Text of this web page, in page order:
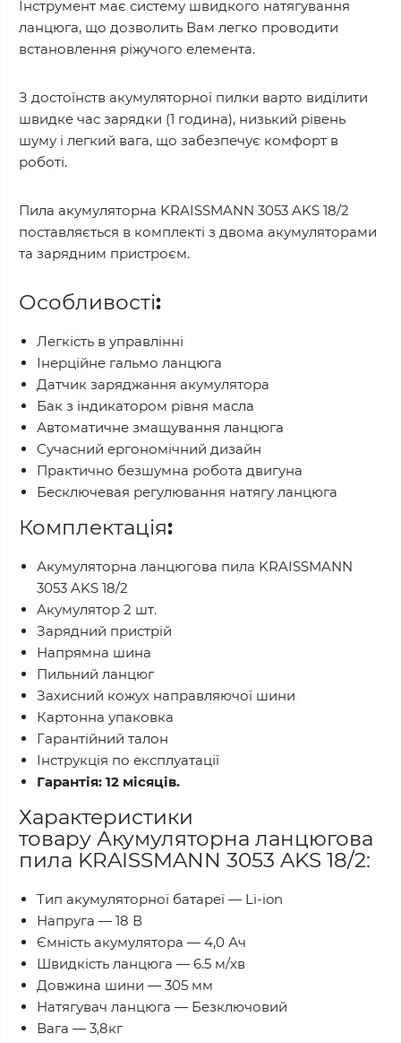
Інструмент має систему швидкого натягування
ланцюга, що дозволить Вам легко проводити
встановлення ріжучого елемента.
З достоїнств акумуляторної пилки варто виділити
швидке час зарядки (1 година), низький рівень
шуму і легкий вага, що забезпечує комфорт в
роботі.
Пила акумуляторна KRAISSMANN 3053 AKS 18/2
поставляється в комплекті з двома акумуляторами
та зарядним пристроєм.
Особливості:
Легкість в управлінні
Інерційне гальмо ланцюга
Датчик заряджання акумулятора
Бак з індикатором рівня масла
Автоматичне змащування ланцюга
Сучасний ергономічний дизайн
Практично безшумна робота двигуна
Бесключевая регулювання натягу ланцюга
Комплектація:
Акумуляторна ланцюгова пила KRAISSMANN
3053 AKS 18/2
Акумулятор 2 шт.
Зарядний пристрій
Напрямна шина
Пильний ланцюг
Захисний кожух направляючої шини
Картонна упаковка
Гарантійний талон
Інструкція по експлуатації
Гарантія: 12 місяців.
Характеристики
товару Акумуляторна ланцюгова
пила KRAISSMANN 3053 AKS 18/2:
Тип акумуляторної батареї — Li-ion
Напруга — 18 В
Ємність акумулятора — 4,0 Ач
Швидкість ланцюга — 6.5 м/хв
Довжина шини — 305 мм
Натягувач ланцюга — Безключовий
Вага — 3,8кг